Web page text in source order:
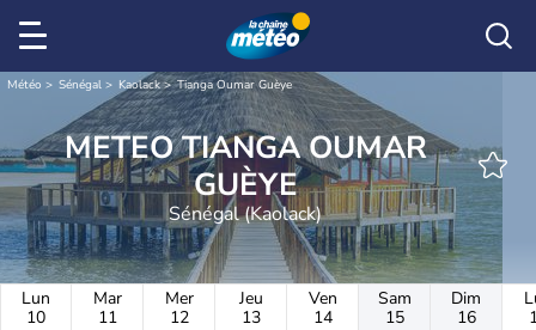
Météo Sénégal Kaolack Tianga Oumar Guèye
METEO TIANGA OUMAR
GUÈYE
Sénégal (Kaolack)
Lun
10
Mar
11
Mer
12
Jeu
13
Ven
14
Sam
15
Dim
16